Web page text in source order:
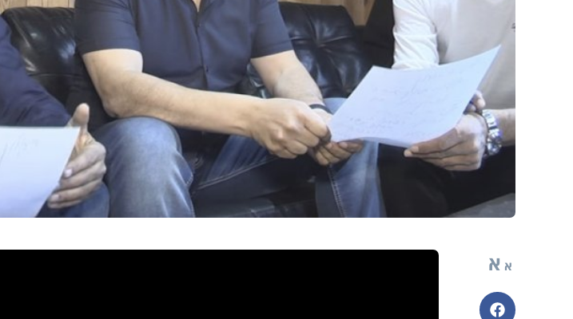
א א
פייסבוק